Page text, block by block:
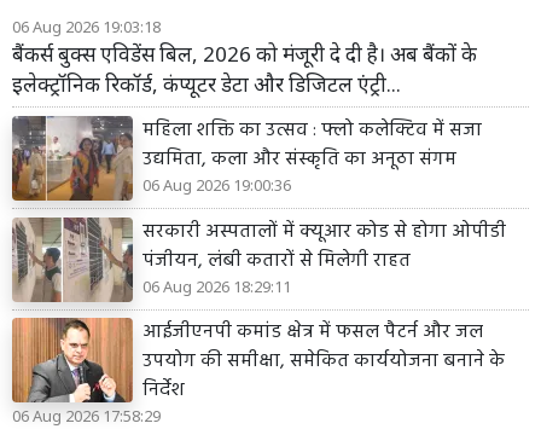
06 Aug 2026 19:03:18
बैंकर्स बुक्स एविडेंस बिल, 2026 को मंजूरी दे दी है। अब बैंकों के
इलेक्ट्रॉनिक रिकॉर्ड, कंप्यूटर डेटा और डिजिटल एंट्री...
महिला शक्ति का उत्सव : फ्लो कलेक्टिव में सजा
उद्यमिता, कला और संस्कृति का अनूठा संगम
06 Aug 2026 19:00:36
सरकारी अस्पतालों में क्यूआर कोड से होगा ओपीडी
पंजीयन, लंबी कतारों से मिलेगी राहत
06 Aug 2026 18:29:11
आईजीएनपी कमांड क्षेत्र में फसल पैटर्न और जल
उपयोग की समीक्षा, समेकित कार्ययोजना बनाने के
निर्देश
06 Aug 2026 17:58:29